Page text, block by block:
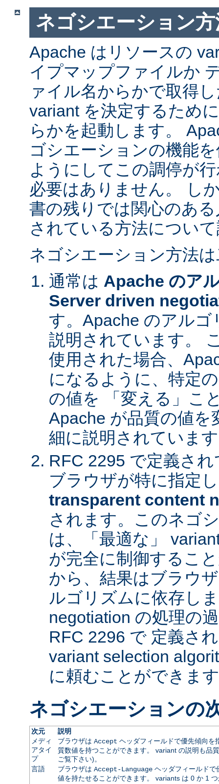
ネゴシエーション方
Apache はリソースの
イプマップファイルか
ァイル名からかで取得
variant を決定するため
らかを起動します。
ゴシエーションの機能
ようにしてこの調停が
必要はありません。 し
書の残りでは関心のあ
されている方法につい
ネゴシエーション方法
通常は Apache のア
Server driven
す。Apache のアル
説明されています。
使用された場合、
になるように、特定
の値を 「変える」こ
Apache が品質の値を
細に説明されていま
RFC 2295 で定義さ
ブラウザが特に指定
transparent content
されます。このネゴ
は、「最適な」
が完全に制御するこ
から、結果はブラウ
ルゴリズムに依存し
negotiation の処理の
RFC 2296 で 定義さ
variant selection
に頼むことができま
ネゴシエーションの
次元
説明
メディ
アタイ
プ
ブラウザは Accept ヘッダフィールドで優先傾向を
質数値を持つことができます。 variant の説明も品
ご覧下さい)。
言語
ブラウザは Accept-Languageヘッダフィールドで
値を持たせることができます。 variants は 0 か 1